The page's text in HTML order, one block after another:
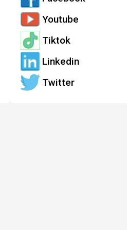
Youtube
Tiktok
Linkedin
Twitter